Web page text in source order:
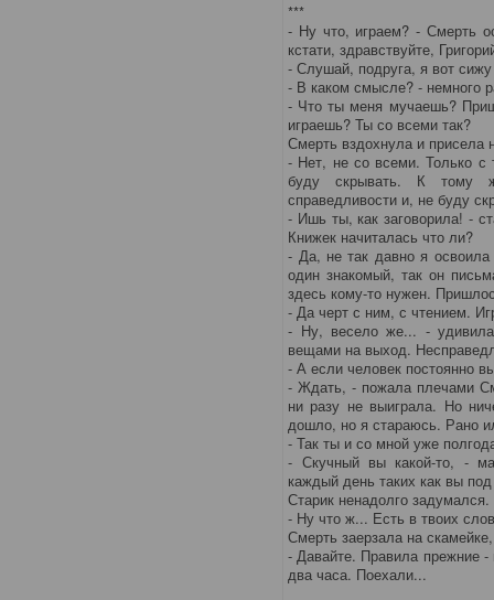
***
- Ну что, играем? - Смерть
кстати, здравствуйте,
- Слушай, подруга, я вот
- В каком смысле? - немного
- Что ты меня мучаешь?
играешь? Ты со всеми так?
Смерть вздохнула и присела
- Нет, не со всеми. Только с
буду скрывать. К тому
справедливости и, не буду
- Ишь ты, как заговорила! -
Книжек начиталась что ли?
- Да, не так давно я
один знакомый, так он
здесь кому-то нужен.
- Да черт с ним, с чтением.
- Ну, весело же... -
вещами на выход.
- А если человек постоянно
- Ждать, - пожала плечами
ни разу не выиграла. Но
дошло, но я стараюсь. Рано
- Так ты и со мной уже
- Скучный вы какой-то, -
каждый день таких как вы
Старик ненадолго задумался.
- Ну что ж... Есть в твоих
Смерть заерзала на
- Давайте. Правила прежние -
два часа. Поехали...